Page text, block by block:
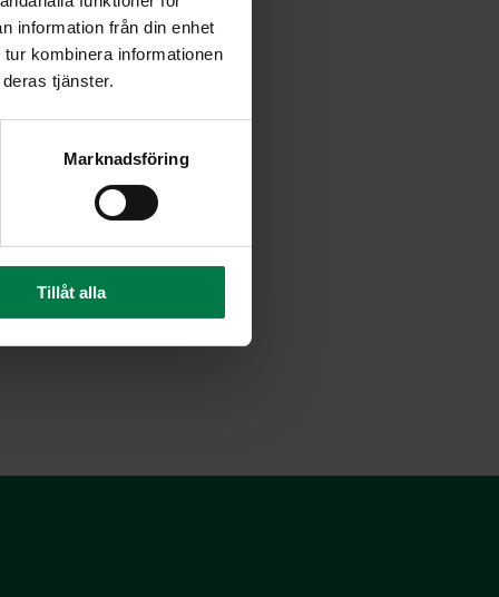
information från din enhet
kombinera informationen
tjänster.
Marknadsföring
Tillåt alla